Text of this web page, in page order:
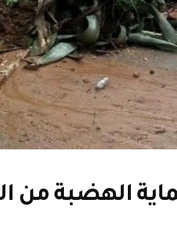
الهضبة من